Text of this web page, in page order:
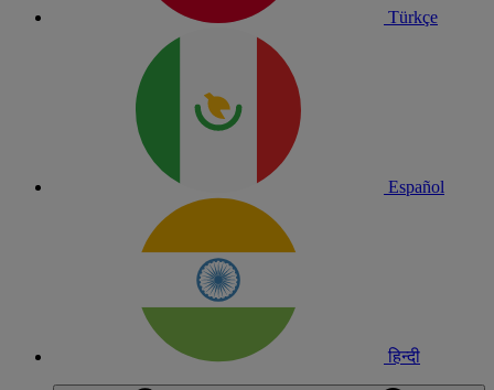
Türkçe
Español
हिन्दी